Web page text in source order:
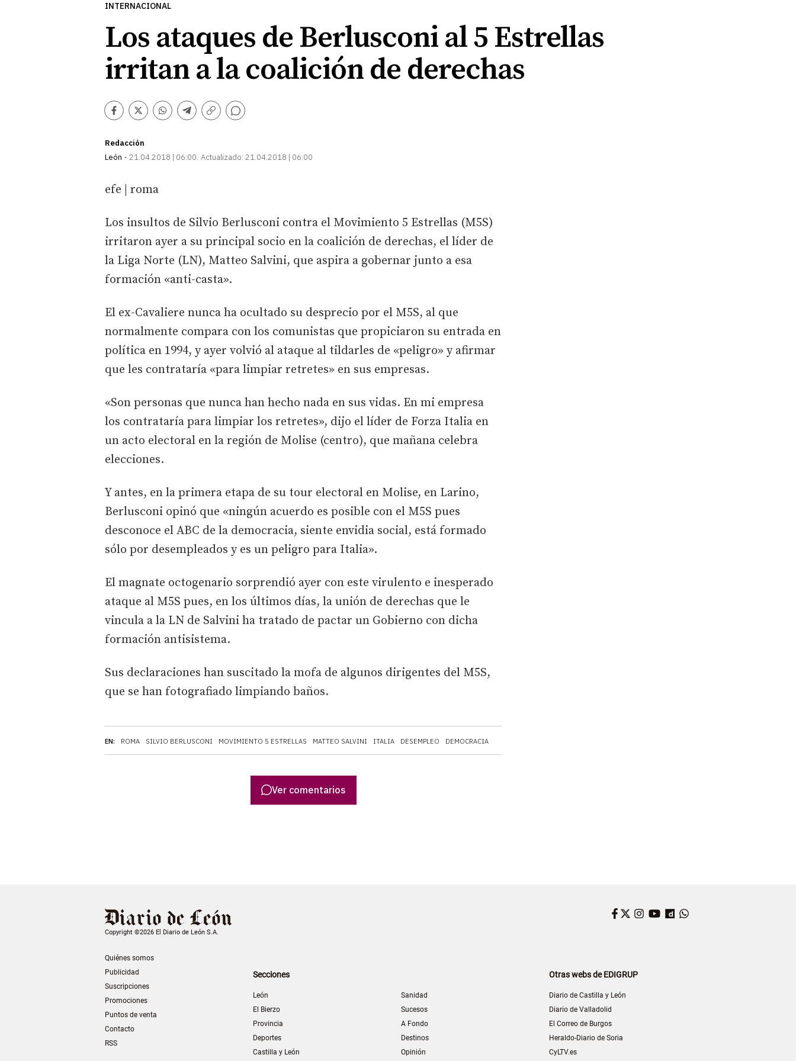
INTERNACIONAL
Los ataques de Berlusconi al 5 Estrellas
irritan a la coalición de derechas
Facebook
TwitterWhatsapp
Telegram
Copiar
Comentarios
Redacción
León
21.04.2018 | 06:00 Actualizado: 21.04.2018 | 06:00
EN: ROMA SILVIO BERLUSCONI MOVIMIENTO 5 ESTRELLAS MATTEO SALVINI ITALIA DESEMPLEO DEMOCRACIA
efe | roma
Los insultos de Silvio Berlusconi contra el Movimiento 5 Estrellas (M5S)
irritaron ayer a su principal socio en la coalición de derechas, el líder de
la Liga Norte (LN), Matteo Salvini, que aspira a gobernar junto a esa
formación «anti-casta».
El ex-Cavaliere nunca ha ocultado su desprecio por el M5S, al que
normalmente compara con los comunistas que propiciaron su entrada en
política en 1994, y ayer volvió al ataque al tildarles de «peligro» y afirmar
que les contrataría «para limpiar retretes» en sus empresas.
«Son personas que nunca han hecho nada en sus vidas. En mi empresa
los contrataría para limpiar los retretes», dijo el líder de Forza Italia en
un acto electoral en la región de Molise (centro), que mañana celebra
elecciones.
Y antes, en la primera etapa de su tour electoral en Molise, en Larino,
Berlusconi opinó que «ningún acuerdo es posible con el M5S pues
desconoce el ABC de la democracia, siente envidia social, está formado
sólo por desempleados y es un peligro para Italia».
El magnate octogenario sorprendió ayer con este virulento e inesperado
ataque al M5S pues, en los últimos días, la unión de derechas que le
vincula a la LN de Salvini ha tratado de pactar un Gobierno con dicha
formación antisistema.
Sus declaraciones han suscitado la mofa de algunos dirigentes del M5S,
que se han fotografiado limpiando baños.
Ver comentarios
Copyright ©2026 El Diario de León S.A.
Quiénes somos
Publicidad
Suscripciones
Promociones
Puntos de venta
Contacto
RSS
Facebook
Twitter
Instagram
YouTube
Dailymotion
Secciones
León
El Bierzo
Provincia
Deportes
Castilla y León
Sanidad
Sucesos
A Fondo
Destinos
Opinión
Otras webs de EDIGRUP
Diario de Castilla y León
Diario de Valladolid
El Correo de Burgos
Heraldo-Diario de Soria
CyLTV.es